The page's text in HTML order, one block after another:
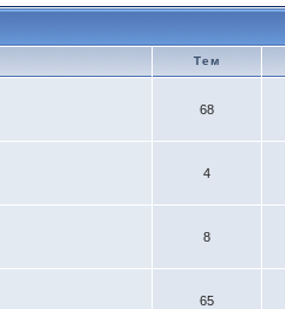
Тем
68
4
8
65